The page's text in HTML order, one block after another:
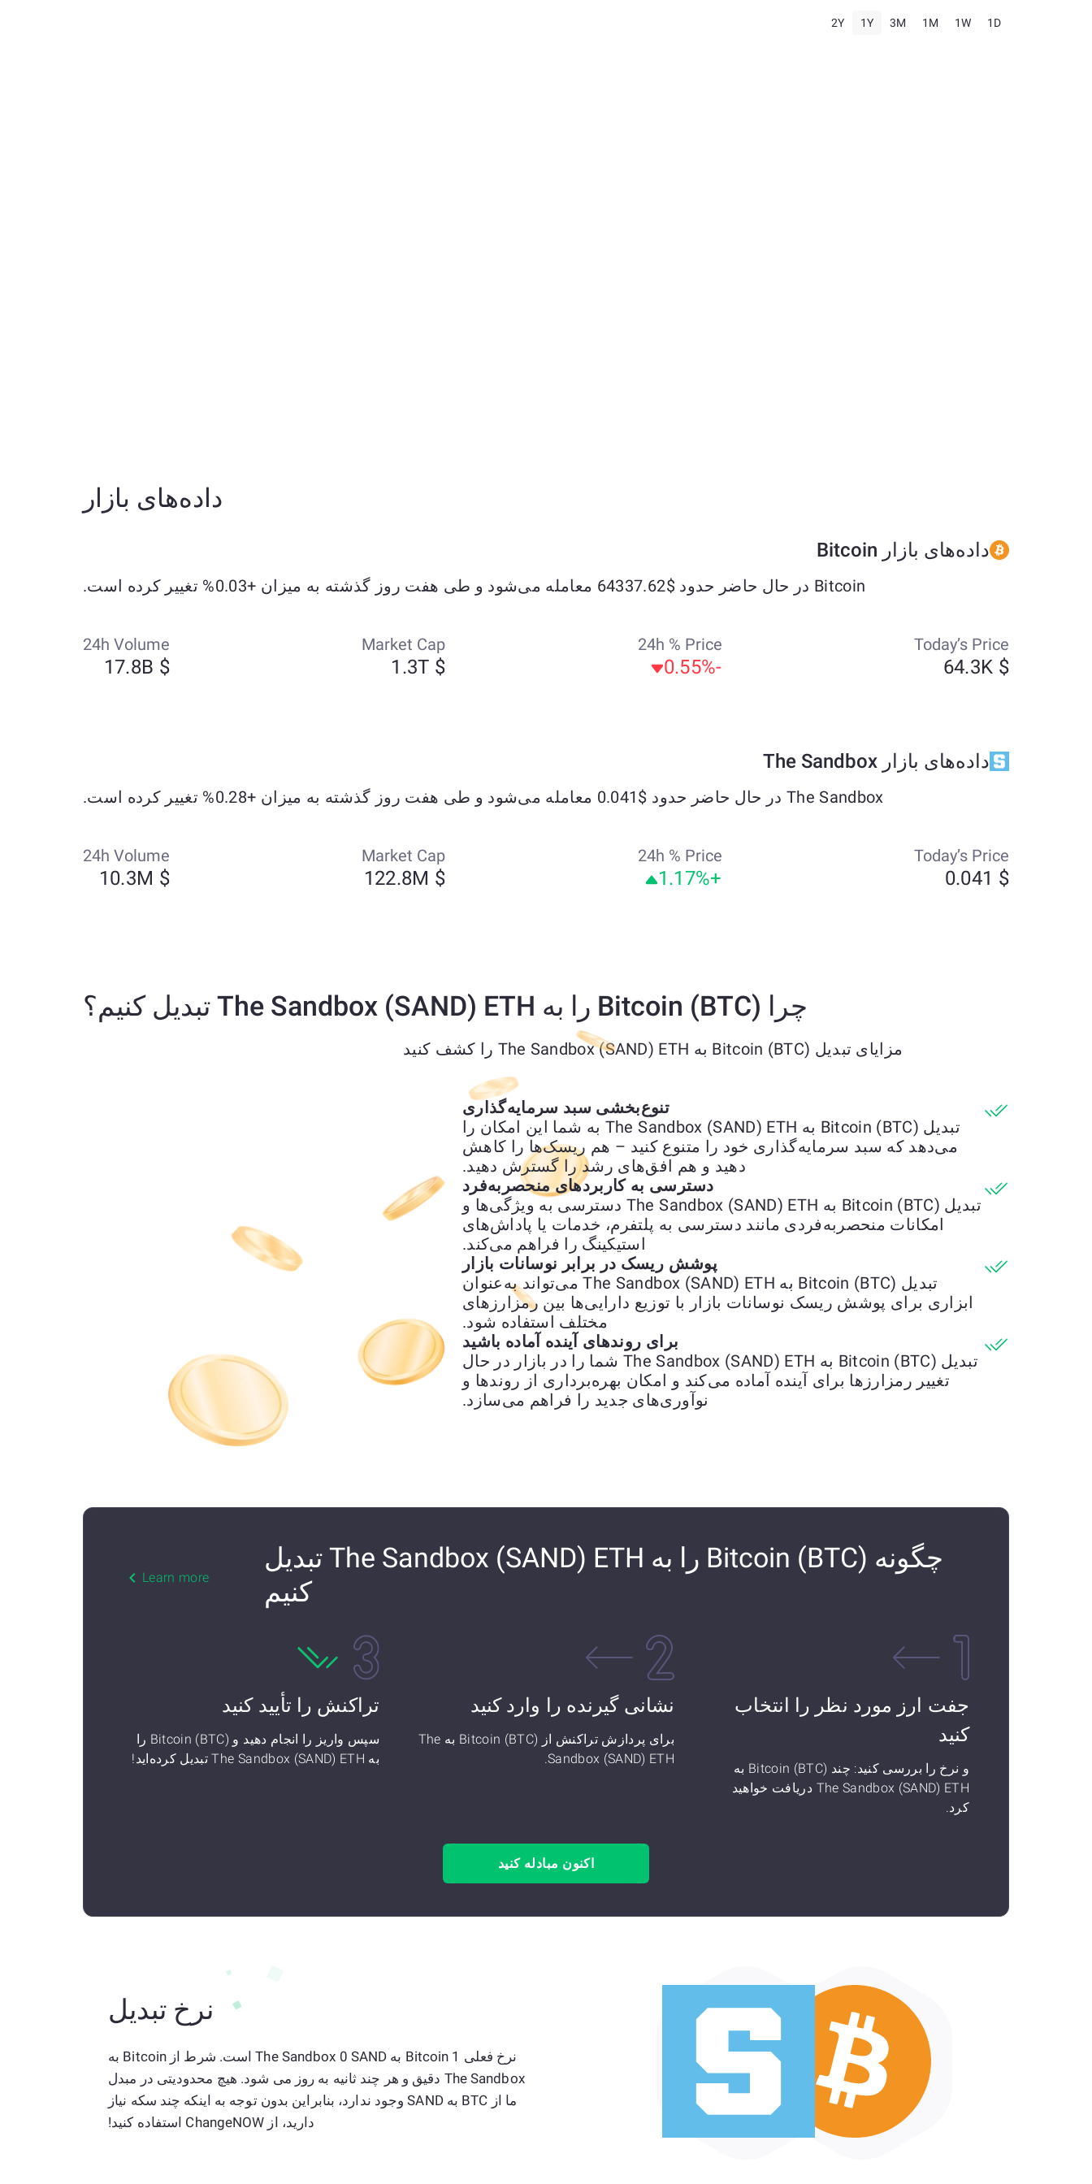
1D
1W
1M
3M
1Y
2Y
داده‌های بازار
داده‌های بازار Bitcoin
Bitcoin در حال حاضر حدود $64337.62 معامله می‌شود و طی هفت روز گذشته به میزان +0.03% تغییر کرده است.
Today’s Price
$ 64.3K
24h % Price
-0.55%
Market Cap
$ 1.3T
24h Volume
$ 17.8B
داده‌های بازار The Sandbox
The Sandbox در حال حاضر حدود $0.041 معامله می‌شود و طی هفت روز گذشته به میزان +0.28% تغییر کرده است.
Today’s Price
$ 0.041
24h % Price
+1.17%
Market Cap
$ 122.8M
24h Volume
$ 10.3M
چرا Bitcoin (BTC) را به The Sandbox (SAND) ETH تبدیل کنیم؟
مزایای تبدیل Bitcoin (BTC) به The Sandbox (SAND) ETH را کشف کنید
تنوع‌بخشی سبد سرمایه‌گذاری
تبدیل Bitcoin (BTC) به The Sandbox (SAND) ETH به شما این امکان را
می‌دهد که سبد سرمایه‌گذاری خود را متنوع کنید – هم ریسک‌ها را کاهش
دهید و هم افق‌های رشد را گسترش دهید.
دسترسی به کاربردهای منحصربه‌فرد
تبدیل Bitcoin (BTC) به The Sandbox (SAND) ETH دسترسی به ویژگی‌ها و
امکانات منحصربه‌فردی مانند دسترسی به پلتفرم، خدمات یا پاداش‌های
استیکینگ را فراهم می‌کند.
پوشش ریسک در برابر نوسانات بازار
تبدیل Bitcoin (BTC) به The Sandbox (SAND) ETH می‌تواند به‌عنوان
ابزاری برای پوشش ریسک نوسانات بازار با توزیع دارایی‌ها بین رمزارزهای
مختلف استفاده شود.
برای روندهای آینده آماده باشید
تبدیل Bitcoin (BTC) به The Sandbox (SAND) ETH شما را در بازار در حال
تغییر رمزارزها برای آینده آماده می‌کند و امکان بهره‌برداری از روندها و
نوآوری‌های جدید را فراهم می‌سازد.
چگونه Bitcoin (BTC) را به The Sandbox (SAND) ETH تبدیل
کنیم
Learn more
جفت ارز مورد نظر را انتخاب
کنید
و نرخ را بررسی کنید: چند Bitcoin (BTC) به
The Sandbox (SAND) ETH دریافت خواهید
کرد.
نشانی گیرنده را وارد کنید
برای پردازش تراکنش از Bitcoin (BTC) به The
Sandbox (SAND) ETH.
تراکنش را تأیید کنید
سپس واریز را انجام دهید و Bitcoin (BTC) را
به The Sandbox (SAND) ETH تبدیل کرده‌اید!
اکنون مبادله کنید
نرخ تبدیل
نرخ فعلی 1 Bitcoin به The Sandbox 0 SAND است. شرط از Bitcoin به
The Sandbox دقیق و هر چند ثانیه به روز می شود. هیچ محدودیتی در مبدل
ما از BTC به SAND وجود ندارد، بنابراین بدون توجه به اینکه چند سکه نیاز
دارید، از ChangeNOW استفاده کنید!